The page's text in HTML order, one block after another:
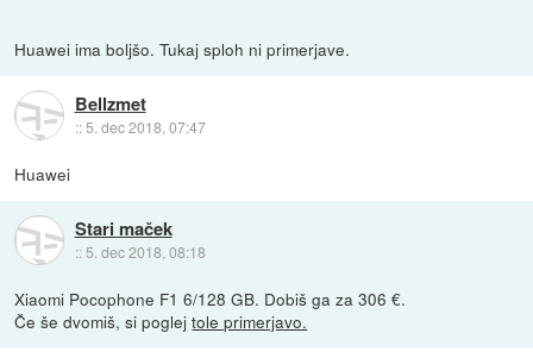
Huawei ima boljšo. Tukaj sploh ni primerjave.
Bellzmet
::5. dec 2018, 07:47
Huawei
Stari maček
:: 5. dec 2018, 08:18
Xiaomi Pocophone F1 6/128 GB. Dobiš ga za 306 €.
Če še dvomiš, si poglejtole primerjavo.